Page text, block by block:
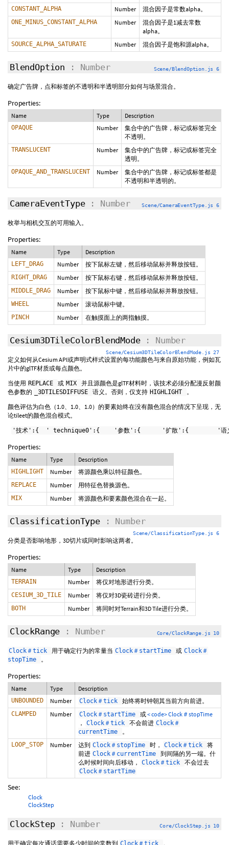
CONSTANT_ALPHA Number 混合因子是常数alpha。
ONE_MINUS_CONSTANT_ALPHA Number
混合因子是1减去常数
alpha。
SOURCE_ALPHA_SATURATE Number 混合因子是饱和源alpha。
BlendOption : Number Scene/BlendOption.js 6
确定广告牌，点和标签的不透明和半透明部分如何与场景混合。
Properties:
Name Type Description
OPAQUE Number
集合中的广告牌，标记或标签完全
不透明。
TRANSLUCENT Number
集合中的广告牌，标记或标签完全
透明。
OPAQUE_AND_TRANSLUCENT Number
集合中的广告牌，标记或标签都是
不透明和半透明的。
CameraEventType : Number Scene/CameraEventType.js 6
枚举与相机交互的可用输入。
Properties:
Name Type Description
LEFT_DRAG Number 按下鼠标左键，然后移动鼠标并释放按钮。
RIGHT_DRAG Number 按下鼠标右键，然后移动鼠标并释放按钮。
MIDDLE_DRAG Number 按下鼠标中键，然后移动鼠标并释放按钮。
WHEEL Number 滚动鼠标中键。
PINCH Number 在触摸面上的两指触摸。
Cesium3DTileColorBlendMode : Number
Scene/Cesium3DTileColorBlendMode.js 27
定义如何从Cesium API或声明式样式设置的每功能颜色与来自原始功能，例如瓦
片中的glTF材质或每点颜色。
当使用 REPLACE 或 MIX
并且源颜色是glTF材料时，该技术必须分配漫反射颜
色参数的
_3DTILESDIFFUSE 语义。否则，仅支持 HIGHLIGHT
。
颜色评估为白色（1.0、1.0、1.0）的要素始终在没有颜色混合的情况下呈现，无
论tileet的颜色混合模式。
'技术':{  ' technique0':{    '参数':{      '扩散':{        '语
Properties:
Name Type Description
HIGHLIGHT Number 将源颜色乘以特征颜色。
REPLACE Number 用特征色替换源色。
MIX Number 将源颜色和要素颜色混合在一起。
ClassificationType : Number
Scene/ClassificationType.js 6
分类是否影响地形，3D切片或同时影响这两者。
Properties:
Name Type Description
TERRAIN Number 将仅对地形进行分类。
CESIUM_3D_TILE Number 将仅对3D瓷砖进行分类。
BOTH Number 将同时对Terrain和3D Tile进行分类。
ClockRange : Number Core/ClockRange.js 10
Clock＃tick 用于确定行为的常量当 Clock＃startTime 或 Clock＃
stopTime
。
Properties:
Name Type Description
UNBOUNDED Number Clock＃tick 始终将时钟朝其当前方向前进。
CLAMPED Number Clock＃startTime 或< code> Clock＃stopTime
，
Clock＃tick 不会前进 Clock＃
currentTime
。
LOOP_STOP Number 达到 Clock＃stopTime 时， Clock＃tick
将
前进 Clock＃currentTime
到间隔的另一端。什
么时候时间向后移动，
Clock＃tick 不会过去
Clock＃startTime
See:
Clock
ClockStep
ClockStep : Number Core/ClockStep.js 10
用于确定每次通话需要多少时间的常数到 Clock＃tick 。